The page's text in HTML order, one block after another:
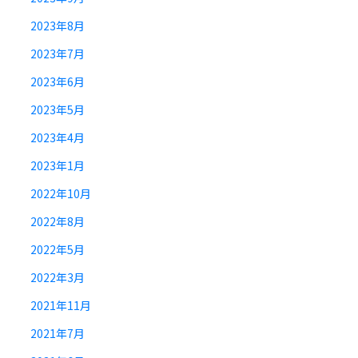
2023年8月
2023年7月
2023年6月
2023年5月
2023年4月
2023年1月
2022年10月
2022年8月
2022年5月
2022年3月
2021年11月
2021年7月